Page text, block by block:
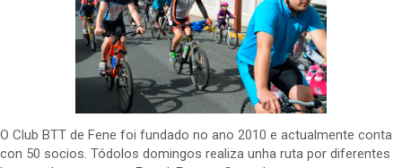
O Club BTT de Fene foi fundado no ano 2010 e actualmente conta
con 50 socios. Tódolos domingos realiza unha ruta por diferentes